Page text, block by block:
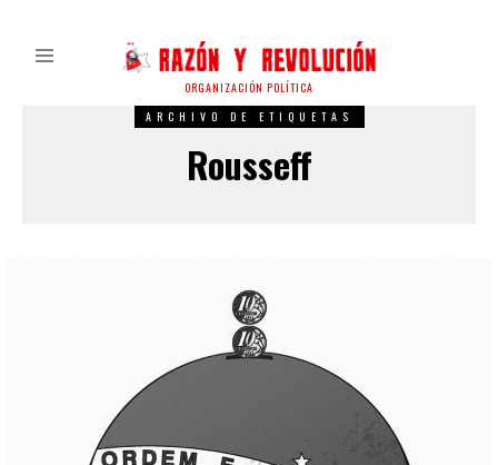
ORGANIZACIÓN POLÍTICA
ARCHIVO DE ETIQUETAS
Rousseff